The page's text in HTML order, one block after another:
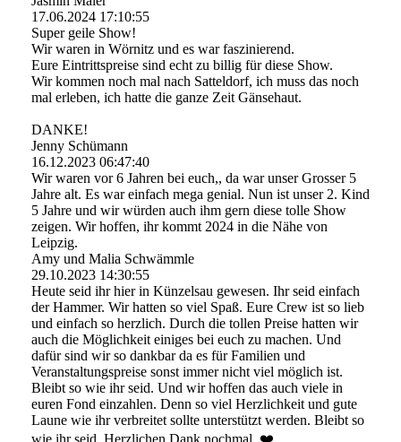
17.06.2024 17:10:55
Super geile Show!
Wir waren in Wörnitz und es war faszinierend.
Eure Eintrittspreise sind echt zu billig für diese Show.
Wir kommen noch mal nach Satteldorf, ich muss das noch
mal erleben, ich hatte die ganze Zeit Gänsehaut.
DANKE!
Jenny Schümann
16.12.2023 06:47:40
Wir waren vor 6 Jahren bei euch,, da war unser Grosser 5
Jahre alt. Es war einfach mega genial. Nun ist unser 2. Kind
5 Jahre und wir würden auch ihm gern diese tolle Show
zeigen. Wir hoffen, ihr kommt 2024 in die Nähe von
Leipzig.
Amy und Malia Schwämmle
29.10.2023 14:30:55
Heute seid ihr hier in Künzelsau gewesen. Ihr seid einfach
der Hammer. Wir hatten so viel Spaß. Eure Crew ist so lieb
und einfach so herzlich. Durch die tollen Preise hatten wir
auch die Möglichkeit einiges bei euch zu machen. Und
dafür sind wir so dankbar da es für Familien und
Veranstaltungspreise sonst immer nicht viel möglich ist.
Bleibt so wie ihr seid. Und wir hoffen das auch viele in
euren Fond einzahlen. Denn so viel Herzlichkeit und gute
Laune wie ihr verbreitet sollte unterstützt werden. Bleibt so
wie ihr seid. Herzlichen Dank nochmal. ❤️